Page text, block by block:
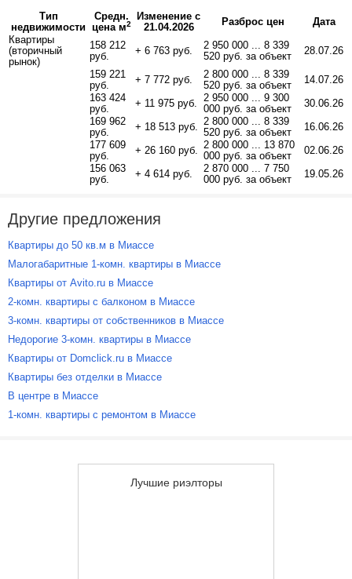
Тип
недвижимости
Средн.
цена м2
Изменение с
21.04.2026
Разброс цен
Дата
Квартиры
(вторичный
рынок)
158 212
руб.
+ 6 763 руб.
2 950 000 ... 8 339
520 руб. за объект
28.07.26
159 221
руб.
+ 7 772 руб.
2 800 000 ... 8 339
520 руб. за объект
14.07.26
163 424
руб.
+ 11 975 руб. 2 950 000 ... 9 300
000 руб. за объект
30.06.26
169 962
руб.
+ 18 513 руб. 2 800 000 ... 8 339
520 руб. за объект
16.06.26
177 609
руб.
+ 26 160 руб. 2 800 000 ... 13 870
000 руб. за объект
02.06.26
156 063
руб.
+ 4 614 руб.
2 870 000 ... 7 750
000 руб. за объект
19.05.26
Другие предложения
Квартиры до 50 кв.м в Миассе
Малогабаритные 1-комн. квартиры в Миассе
Квартиры от Avito.ru в Миассе
2-комн. квартиры с балконом в Миассе
3-комн. квартиры от собственников в Миассе
Недорогие 3-комн. квартиры в Миассе
Квартиры от Domclick.ru в Миассе
Квартиры без отделки в Миассе
В центре в Миассе
1-комн. квартиры с ремонтом в Миассе
Лучшие риэлторы